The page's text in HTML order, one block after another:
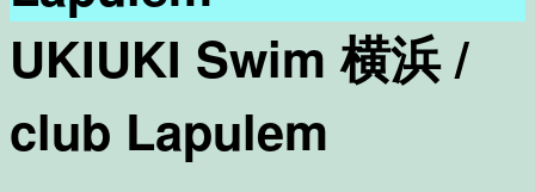
UKIUKI Swim 横浜 /
club Lapulem